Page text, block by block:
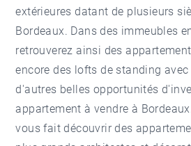
extérieures datant de plusieurs
Bordeaux. Dans des immeubles
retrouverez ainsi des
encore des lofts de standing
d'autres belles opportunités
appartement à vendre à Bordeaux
vous fait découvrir des